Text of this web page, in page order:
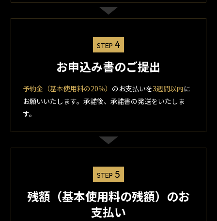
STEP 4
お申込み書のご提出
予約金（基本使用料の20％） のお支払いを3週間以内に
お願いいたします。承諾後、承諾書の発送をいたしま
す。
STEP 5
残額（基本使用料の残額）のお
支払い